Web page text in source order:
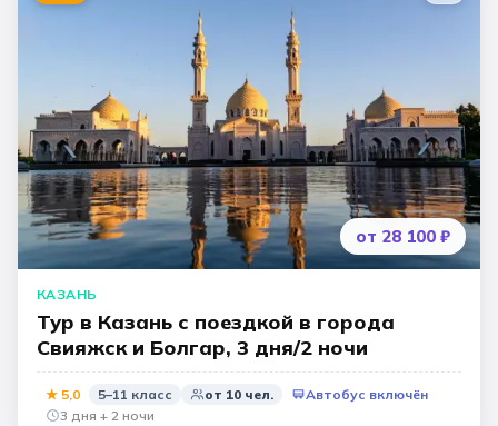
от 28 100 ₽
КАЗАНЬ
Тур в Казань с поездкой в города
Свияжск и Болгар, 3 дня/2 ночи
★ 5,0 5–11 класс от 10 чел.
Автобус включён
3 дня + 2 ночи